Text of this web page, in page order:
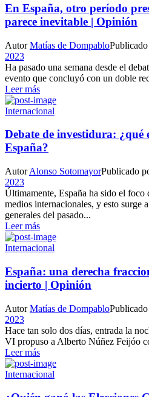
En España, otro período
parece inevitable | Opinión
AutorMatías de Dompablo
2023
Ha pasado una semana desde el
evento que concluyó con un doble
Leer más
Internacional
Debate de investidura: ¿qué
España?
AutorAlonso SotomayorPublicado
2023
Últimamente, España ha sido el foco
medios internacionales, y esto surge
generales del pasado...
Leer más
Internacional
España: una derecha
incierto | Opinión
AutorMatías de Dompablo
2023
Hace tan solo dos días, entrada la
VI propuso a Alberto Núñez Feijóo
Leer más
Internacional